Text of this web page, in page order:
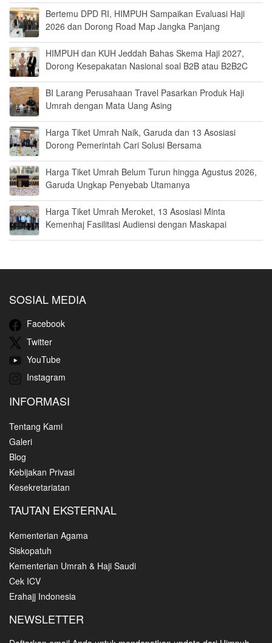
Bertemu DPD RI, HIMPUH Sampaikan Evaluasi Haji
2026 dan Dorong Road Map Jangka Panjang
HIMPUH dan KUH Jeddah Bahas Skema Haji 2027,
Dorong Kesepakatan Nasional soal B2B atau B2B2C
BI Larang Perusahaan Travel Pasarkan Produk Haji
Umrah dengan Mata Uang Asing
Harga Tiket Umrah Naik, Garuda dan 13 Asosiasi
Dorong Pemerintah Cari Solusi Bersama
Harga Tiket Umrah Belum Turun hingga Agustus 2026,
Garuda Ungkap Penyebab Utamanya
Harga Tiket Umrah Meroket, 13 Asosiasi Minta
Kemenhaj Fasilitasi Audiensi dengan Maskapai
SOSIAL MEDIA
Facebook
Twitter
YouTube
Instagram
INFORMASI
Tentang Kami
Galeri
Blog
Kebijakan Privasi
Kesekretariatan
TAUTAN EKSTERNAL
Kementerian Agama
Siskopatuh
Kementerian Umrah & Haji Saudi
Cek ICV
Erahajj Indonesia
NEWSLETTER